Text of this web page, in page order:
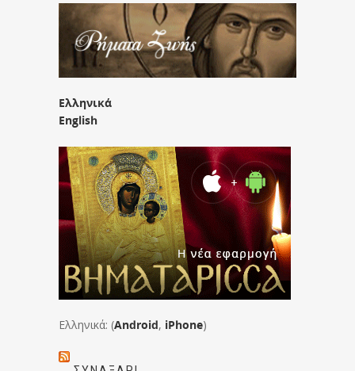
Ελληνικά
English
Ελληνικά: (Android, iPhone)